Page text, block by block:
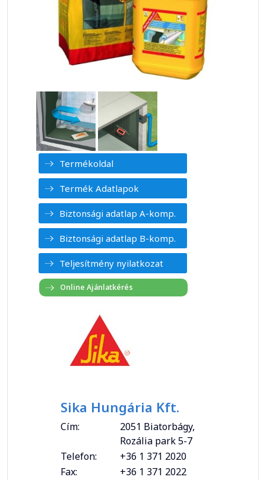
Termékoldal
Termék Adatlapok
Biztonsági adatlap A-komp.
Biztonsági adatlap B-komp.
Teljesítmény nyilatkozat
Sika Hungária Kft.
Cím:
2051 Biatorbágy,
Rozália park 5-7
Telefon:
+36 1 371 2020
Fax:
+36 1 371 2022